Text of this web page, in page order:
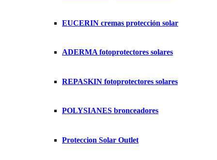
EUCERIN cremas protección solar
ADERMA fotoprotectores solares
REPASKIN fotoprotectores solares
POLYSIANES bronceadores
Proteccion Solar Outlet